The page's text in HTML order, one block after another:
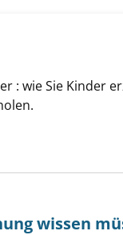
: wie Sie Kinder
wissen